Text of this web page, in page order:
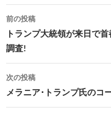
投
稿
ナ
ビ
ゲ
前の投稿
トランプ大統領が来日で
調査!
次の投稿
メラニア･トランプ氏のコ